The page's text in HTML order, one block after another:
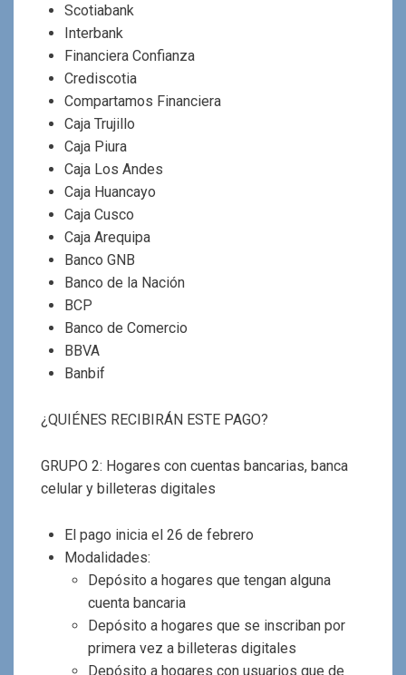
Scotiabank
Interbank
Financiera Confianza
Crediscotia
Compartamos Financiera
Caja Trujillo
Caja Piura
Caja Los Andes
Caja Huancayo
Caja Cusco
Caja Arequipa
Banco GNB
Banco de la Nación
BCP
Banco de Comercio
BBVA
Banbif
¿QUIÉNES RECIBIRÁN ESTE PAGO?
GRUPO 2: Hogares con cuentas bancarias, banca
celular y billeteras digitales
El pago inicia el 26 de febrero
Modalidades:
Depósito a hogares que tengan alguna
cuenta bancaria
Depósito a hogares que se inscriban por
primera vez a billeteras digitales
Depósito a hogares con usuarios que de